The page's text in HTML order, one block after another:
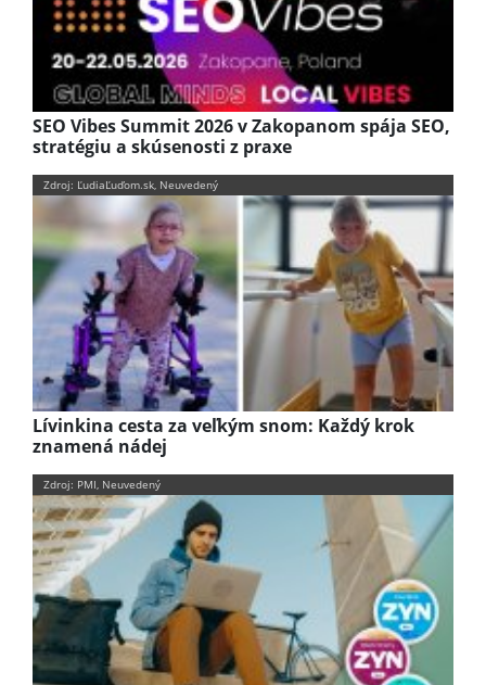
SEO Vibes Summit 2026 v Zakopanom spája SEO,
stratégiu a skúsenosti z praxe
Zdroj: ĽudiaĽuďom.sk, Neuvedený
Lívinkina cesta za veľkým snom: Každý krok
znamená nádej
Zdroj: PMI, Neuvedený